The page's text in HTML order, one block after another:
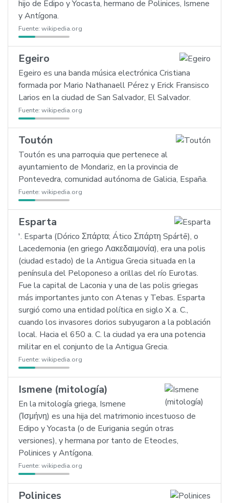
hijo de Edipo y Yocasta, hermano de Polinices, Ismene
y Antígona.
Fuente: wikipedia.org
Egeiro
Egeiro es una banda música electrónica Cristiana
formada por Mario Nathanaell Pérez y Erick Fransisco
Larios en la ciudad de San Salvador, El Salvador.
Fuente: wikipedia.org
Toutón
Toutón es una parroquia que pertenece al
ayuntamiento de Mondariz, en la provincia de
Pontevedra, comunidad autónoma de Galicia, España.
Fuente: wikipedia.org
Esparta
'. Esparta (Dórico Σπάρτα; Ático Σπάρτη Spártē), o
Lacedemonia (en griego Λακεδαιμονία), era una polis
(ciudad estado) de la Antigua Grecia situada en la
península del Peloponeso a orillas del río Eurotas.
Fue la capital de Laconia y una de las polis griegas
más importantes junto con Atenas y Tebas. Esparta
surgió como una entidad política en siglo X a. C.,
cuando los invasores dorios subyugaron a la población
local. Hacia el 650 a. C. la ciudad ya era una potencia
militar en el conjunto de la Antigua Grecia.
Fuente: wikipedia.org
Ismene (mitología)
En la mitología griega, Ismene
(Ἰσμήνη) es una hija del matrimonio incestuoso de
Edipo y Yocasta (o de Eurigania según otras
versiones), y hermana por tanto de Eteocles,
Polinices y Antígona.
Fuente: wikipedia.org
Polinices